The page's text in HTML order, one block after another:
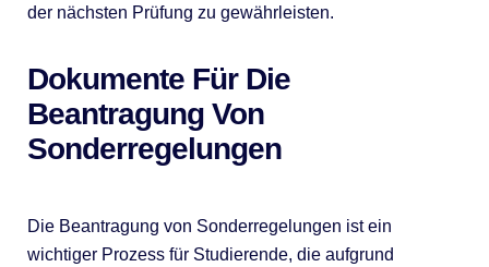
der nächsten Prüfung zu gewährleisten.
Dokumente Für Die
Beantragung Von
Sonderregelungen
Die Beantragung von Sonderregelungen ist ein
wichtiger Prozess für Studierende, die aufgrund